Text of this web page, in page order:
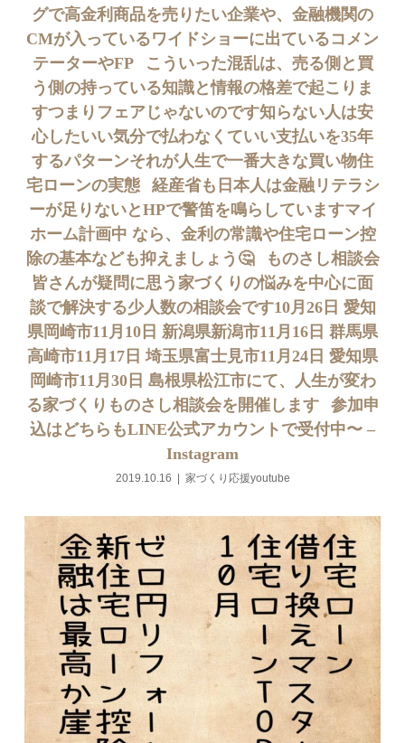
グで高金利商品を売りたい企業や、 金融機関の
CMが入っているワイドショーに出ているコメン
テーターやFP️⠀こういった混乱は、売る側と買
う側の持っている知識と情報の格差で起こりま
すつまりフェアじゃないのです知らない人は安
心したいい気分で払わなくていい支払いを35年
するパターンそれが人生で一番大きな買い物住
宅ローンの実態⠀経産省も日本人は金融リテラシ
ーが足りないとHPで警笛を鳴らしています️マイ
ホーム計画中 なら、金利の常識や住宅ローン控
除の基本なども抑えましょう🤔⠀ものさし相談会
皆さんが疑問に思う家づくりの悩みを中心に面
談で解決する少人数の相談会です10月26日 愛知
県岡崎市11月10日 新潟県新潟市11月16日 群馬県
高崎市11月17日 埼玉県富士見市11月24日 愛知県
岡崎市11月30日 島根県松江市にて、人生が変わ
る家づくりものさし相談会を開催します⠀参加申
込はどちらもLINE公式アカウントで受付中〜 –
Instagram
2019.10.16 家づくり応援youtube